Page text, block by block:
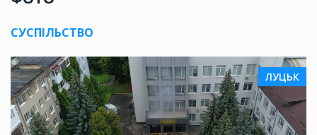
СУСПІЛЬСТВО
ЛУЦЬК